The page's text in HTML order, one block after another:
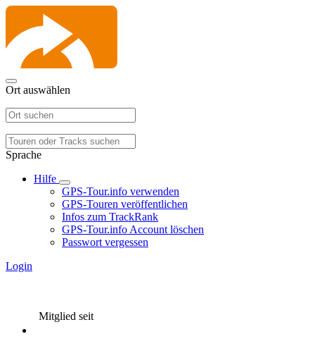
Ort auswählen
Sprache
Hilfe
GPS-Tour.info verwenden
GPS-Touren veröffentlichen
Infos zum TrackRank
GPS-Tour.info Account löschen
Passwort vergessen
Login
Mitglied seit